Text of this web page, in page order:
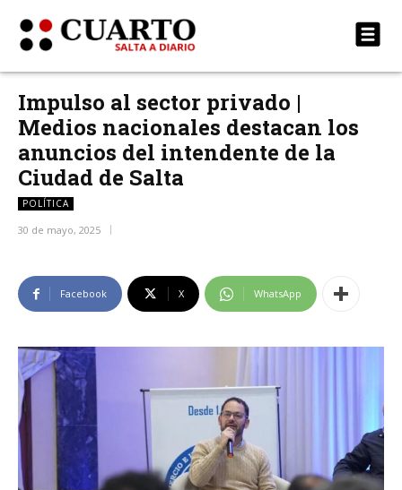
Impulso al sector privado |
Medios nacionales destacan los
anuncios del intendente de la
Ciudad de Salta
POLÍTICA
30 de mayo, 2025
Facebook X WhatsApp